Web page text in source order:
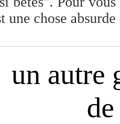
une chose
un autre